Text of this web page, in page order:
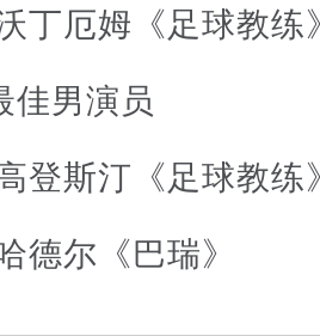
厄姆《足球教练
男演员
斯汀《足球教练
尔《巴瑞》